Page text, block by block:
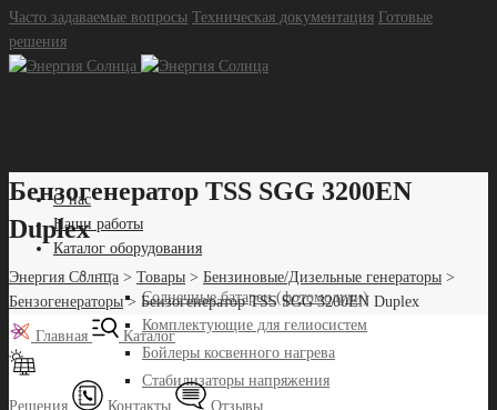
Часто задаваемые вопросы Техническая документация Готовые
решения
О нас
Наши работы
Каталог оборудования
—
Солнечные батареи (фотомодули)
Комплектующие для гелиосистем
Бойлеры косвенного нагрева
Стабилизаторы напряжения
Бензогенератор TSS SGG 3200EN
Duplex
Энергия Солнца > Товары > Бензиновые/Дизельные генераторы >
Бензогенераторы> Бензогенератор TSS SGG 3200EN Duplex
Главная Каталог
Решения Контакты
Отзывы